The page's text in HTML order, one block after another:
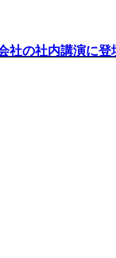
の社内講演に登